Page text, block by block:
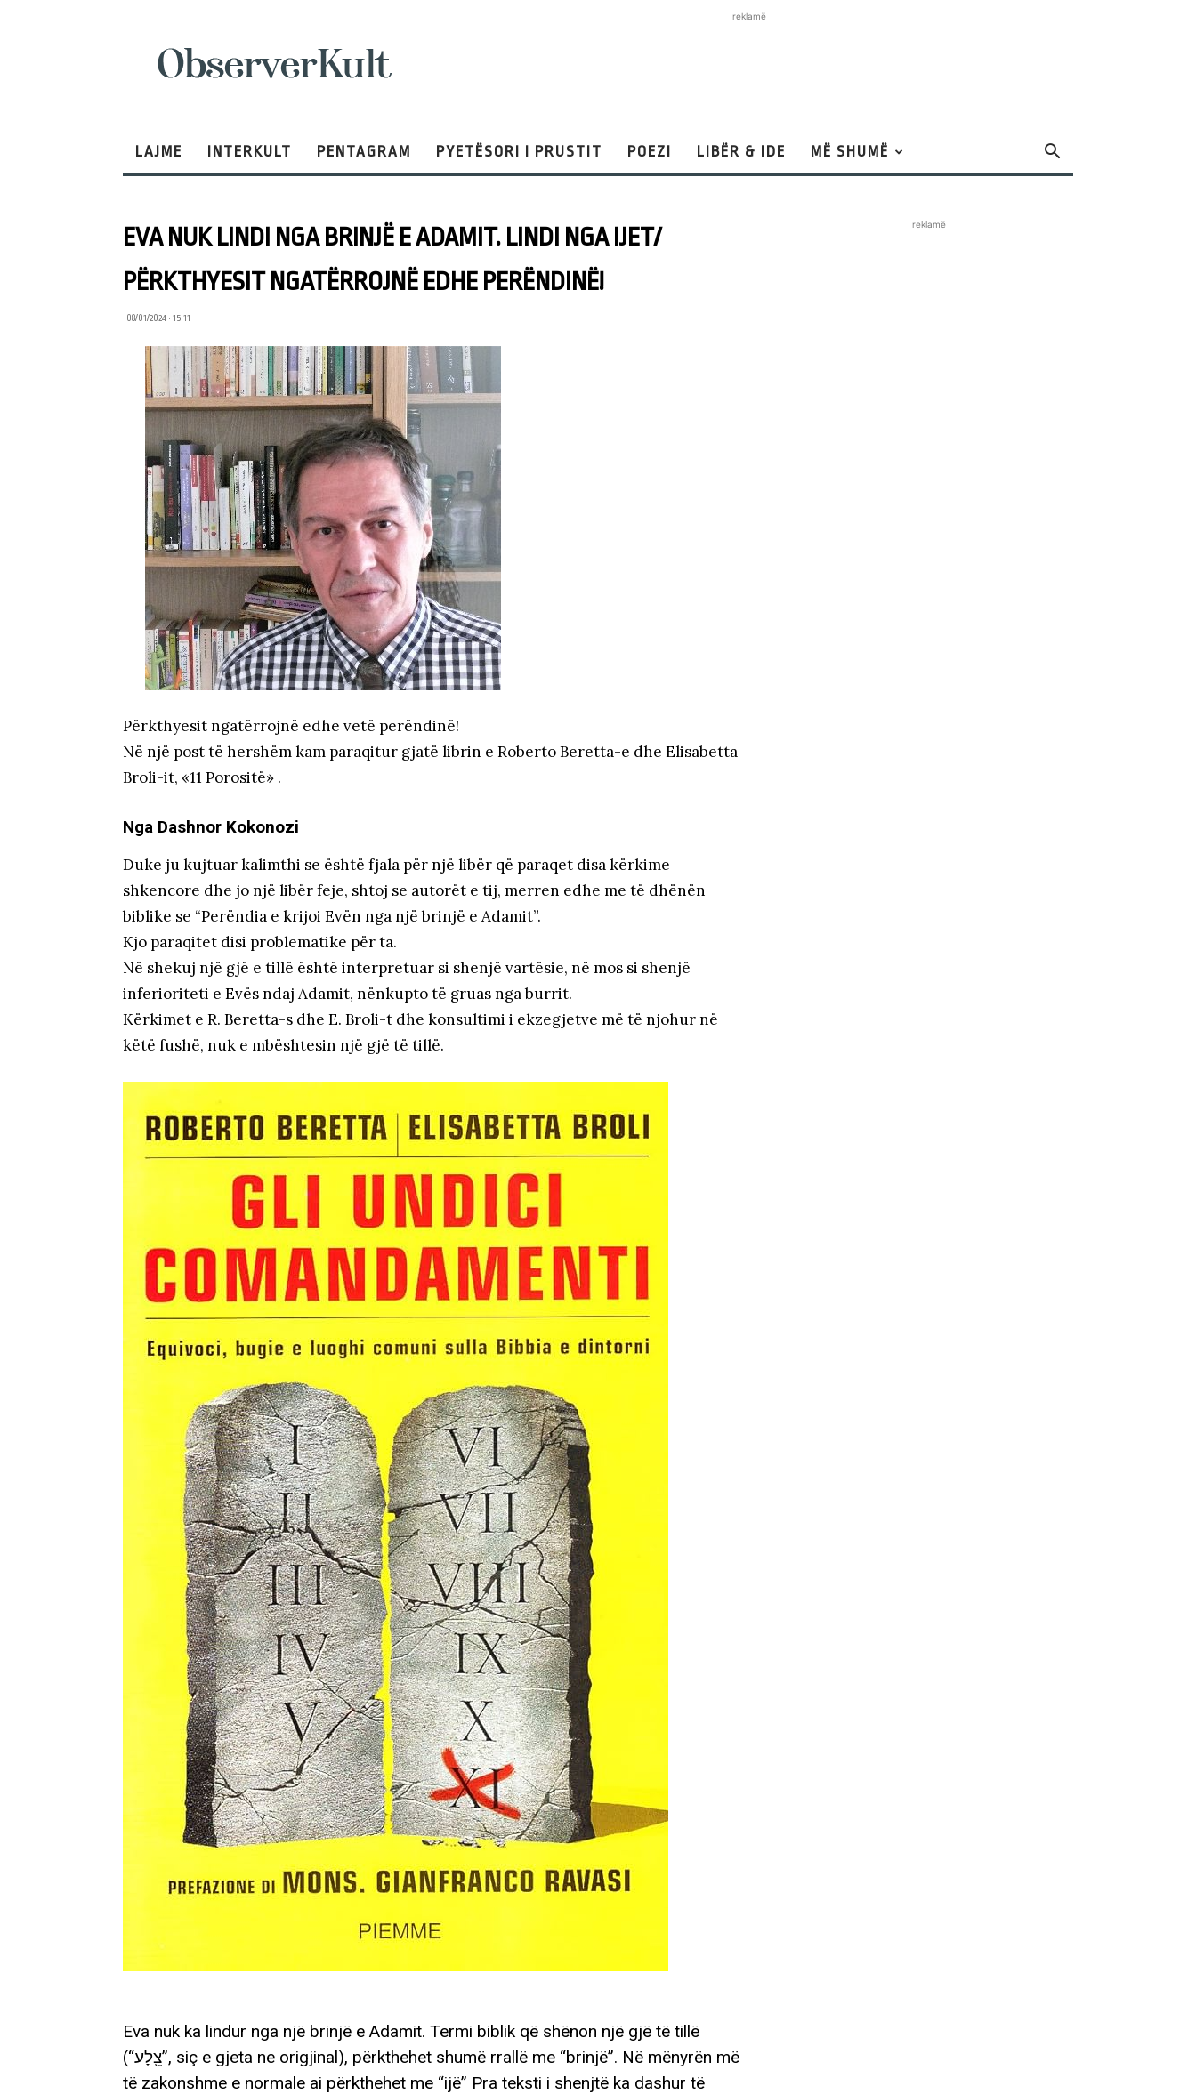
reklamë
LAJME INTERKULT PENTAGRAM PYETËSORI I PRUSTIT POEZI LIBËR & IDE MË SHUMË
EVA NUK LINDI NGA BRINJË E ADAMIT. LINDI NGA IJET/
PËRKTHYESIT NGATËRROJNË EDHE PERËNDINË!
08/01/2024 • 15:11
Përkthyesit ngatërrojnë edhe vetë perëndinë!
Në një post të hershëm kam paraqitur gjatë librin e Roberto Beretta-e dhe Elisabetta
Broli-it, «11 Porositë» .
Nga Dashnor Kokonozi
Duke ju kujtuar kalimthi se është fjala për një libër që paraqet disa kërkime
shkencore dhe jo një libër feje, shtoj se autorët e tij, merren edhe me të dhënën
biblike se “Perëndia e krijoi Evën nga një brinjë e Adamit”.
Kjo paraqitet disi problematike për ta.
Në shekuj një gjë e tillë është interpretuar si shenjë vartësie, në mos si shenjë
inferioriteti e Evës ndaj Adamit, nënkupto të gruas nga burrit.
Kërkimet e R. Beretta-s dhe E. Broli-t dhe konsultimi i ekzegjetve më të njohur në
këtë fushë, nuk e mbështesin një gjë të tillë.
Eva nuk ka lindur nga një brinjë e Adamit. Termi biblik që shënon një gjë të tillë
(“צֵ֖לָע”, siç e gjeta ne origjinal), përkthehet shumë rrallë me “brinjë”. Në mënyrën më
të zakonshme e normale ai përkthehet me “ijë” Pra teksti i shenjtë ka dashur të
reklamë